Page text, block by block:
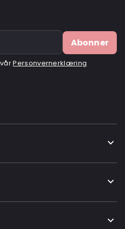
Abonner
Personvernerklæring